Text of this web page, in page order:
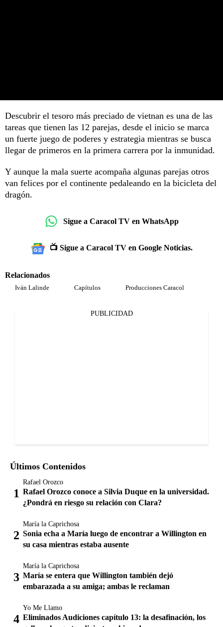
Descubrir el tesoro más preciado de vietnan es una de las
tareas que tienen las 12 parejas, desde el inicio se marca
un fuerte juego de poderes y estrategia mientras se busca
llegar de primeros en la primera carrera por la inmunidad.
Y aunque la mala suerte acompaña algunas parejas otros
van felices por el continente pedaleando en la bicicleta del
dragón.
Sigue a Caracol TV en WhatsApp
📺 Sigue a Caracol TV en Google Noticias.
Relacionados
Iván Lalinde Capítulos Producciones Caracol
PUBLICIDAD
Últimos Contenidos
Rafael Orozco
Rafael Orozco conoce a Silvia Duque en la universidad.
¿Pondrá en riesgo su relación con Clara?
María la Caprichosa
Sonia echa a María luego de encontrar a Willington en
su casa mientras estaba ausente
María la Caprichosa
María se entera que Willington también dejó
embarazada a su amiga; ambas le reclaman
Yo Me Llamo
Eliminados Audiciones capítulo 13: la desafinación, los